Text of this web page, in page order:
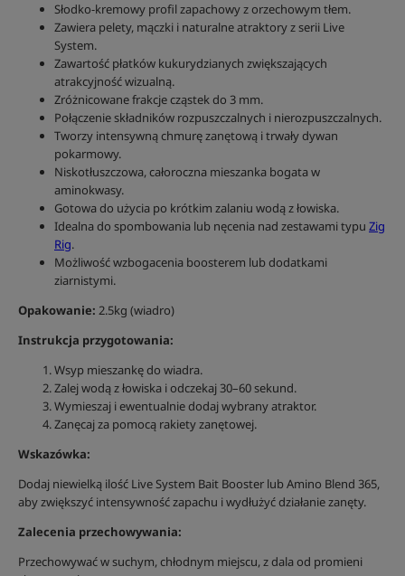
Słodko-kremowy profil zapachowy z orzechowym tłem.
Zawiera pelety, mączki i naturalne atraktory z serii Live
System.
Zawartość płatków kukurydzianych zwiększających
atrakcyjność wizualną.
Zróżnicowane frakcje cząstek do 3 mm.
Połączenie składników rozpuszczalnych i nierozpuszczalnych.
Tworzy intensywną chmurę zanętową i trwały dywan
pokarmowy.
Niskotłuszczowa, całoroczna mieszanka bogata w
aminokwasy.
Gotowa do użycia po krótkim zalaniu wodą z łowiska.
Idealna do spombowania lub nęcenia nad zestawami typu Zig
Rig.
Możliwość wzbogacenia boosterem lub dodatkami
ziarnistymi.
Opakowanie: 2.5kg (wiadro)
Instrukcja przygotowania:
Wsyp mieszankę do wiadra.
Zalej wodą z łowiska i odczekaj 30–60 sekund.
Wymieszaj i ewentualnie dodaj wybrany atraktor.
Zanęcaj za pomocą rakiety zanętowej.
Wskazówka:
Dodaj niewielką ilość Live System Bait Booster lub Amino Blend 365,
aby zwiększyć intensywność zapachu i wydłużyć działanie zanęty.
Zalecenia przechowywania:
Przechowywać w suchym, chłodnym miejscu, z dala od promieni